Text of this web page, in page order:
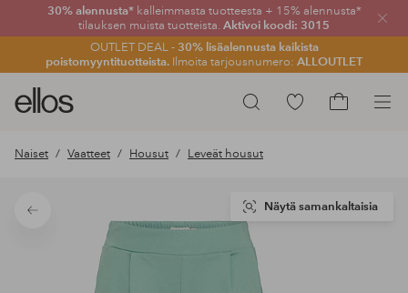
30% alennusta*kalleimmasta tuotteesta + 15% alennusta*
tilauksen muista tuotteista. Aktivoi koodi: 3015
OUTLET DEAL -30% lisäalennusta kaikista
poistomyyntituotteista. Ilmoita tarjousnumero: ALLOUTLET
Sulje
Hae
Ellos-
logo
siirry
Siirry
Naiset Vaatteet Housut Leveät housut
Takaisin
Näytä samankaltaisia